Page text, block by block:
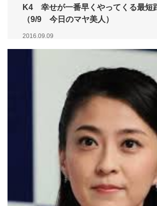
K4 幸せが一番早くやってくる最短
（9/9 今日のマヤ美人）
2016.09.09